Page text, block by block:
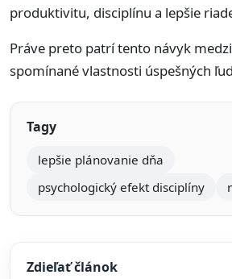
produktivitu, disciplínu a lepšie
Práve preto patrí tento návyk
spomínané vlastnosti úspešných
Tagy
lepšie plánovanie dňa
psychologický efekt disciplíny
Zdieľať článok